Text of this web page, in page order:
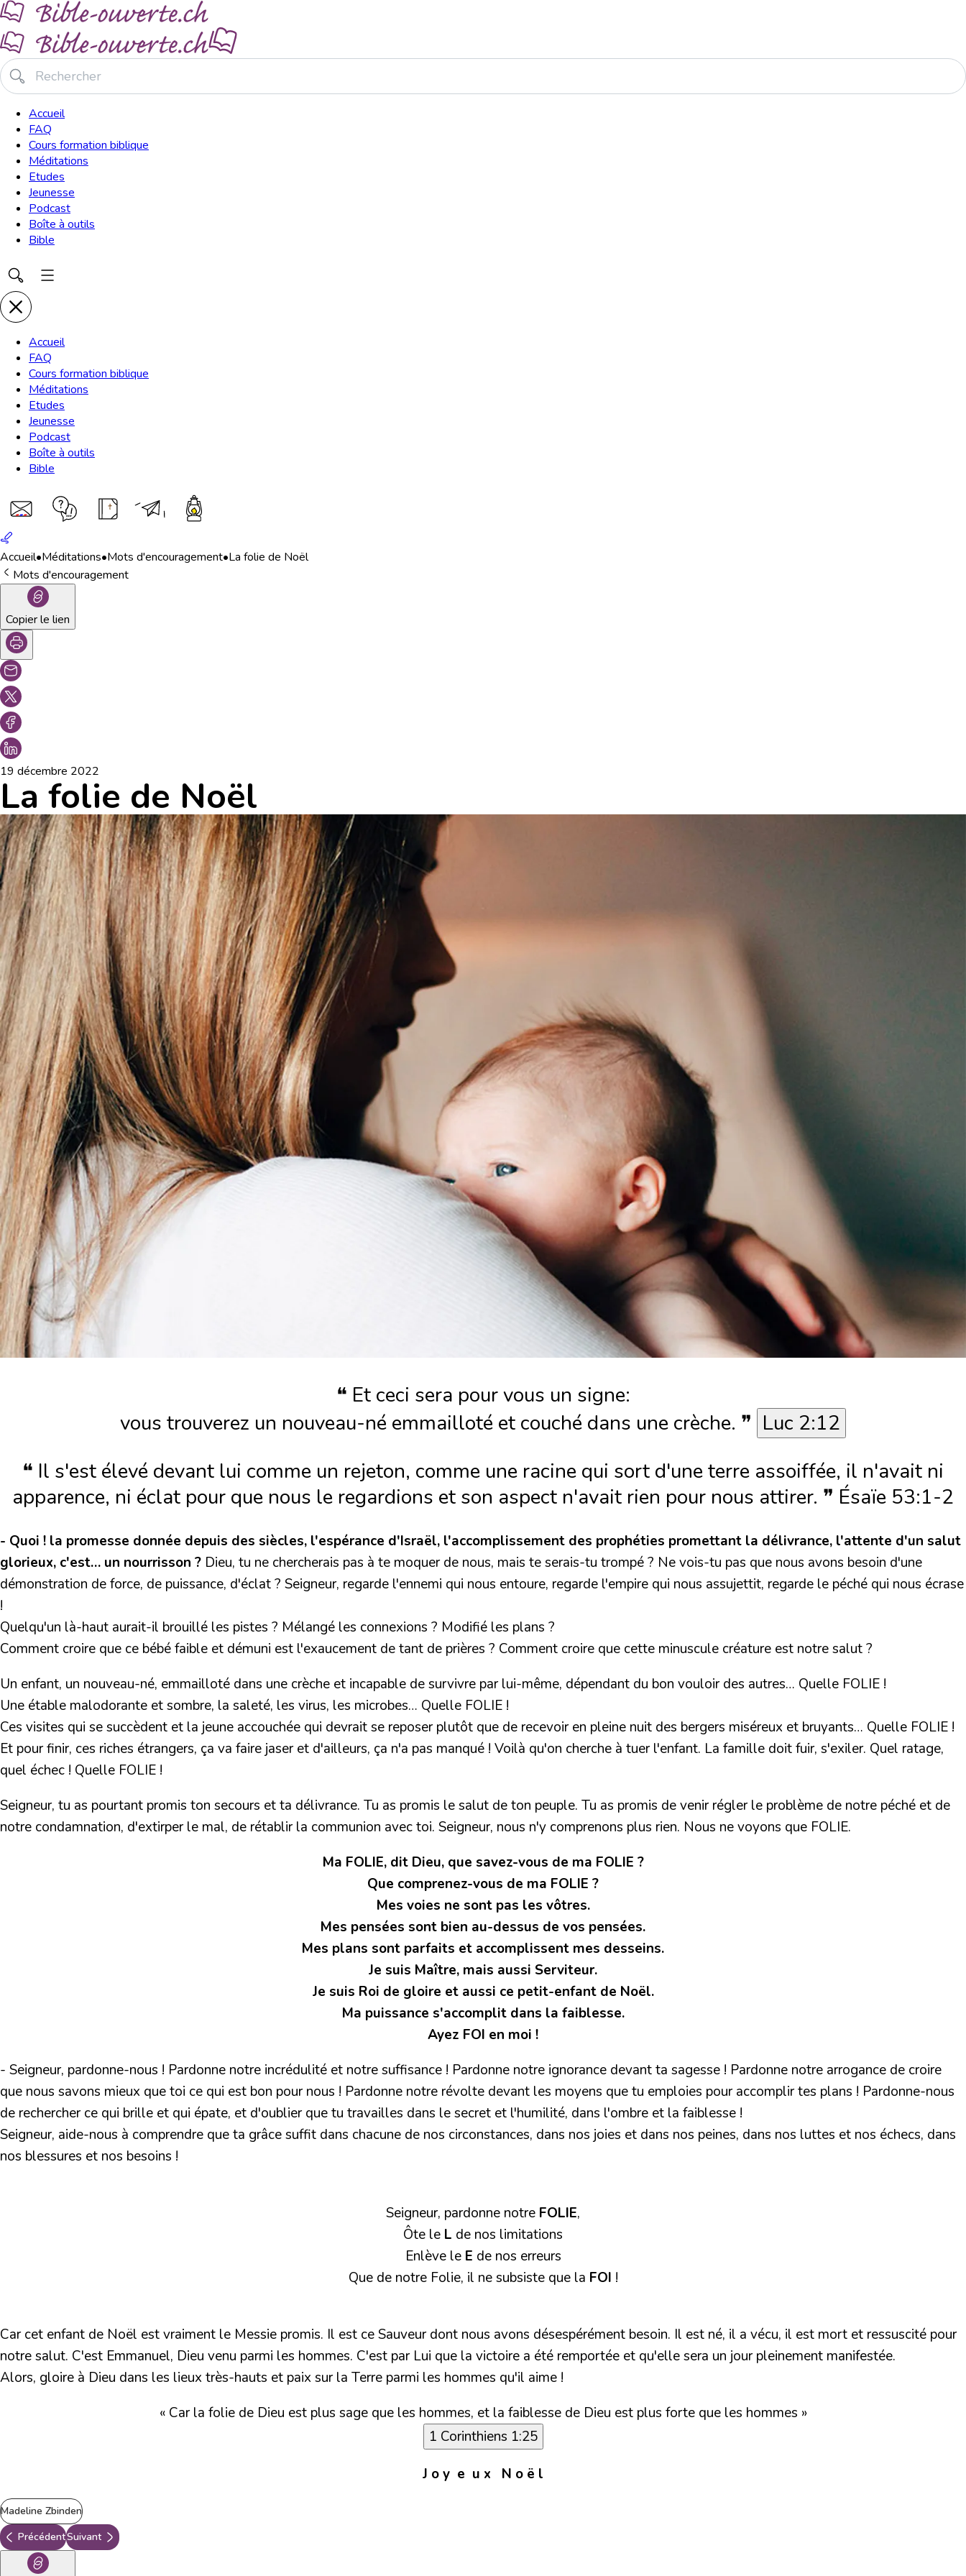
Accueil
FAQ
Cours formation biblique
Méditations
Etudes
Jeunesse
Podcast
Boîte à outils
Bible
Accueil
FAQ
Cours formation biblique
Méditations
Etudes
Jeunesse
Podcast
Boîte à outils
Bible
Accueil•Méditations•Mots d'encouragement•La folie de Noël
Mots d'encouragement
Copier le lien
19 décembre 2022
La folie de Noël
❝ Et ceci sera pour vous un signe:
vous trouverez un nouveau-né emmailloté et couché dans une crèche. ❞ Luc 2:12
❝ Il s'est élevé devant lui comme un rejeton, comme une racine qui sort d'une terre assoiffée, il n'avait ni
apparence, ni éclat pour que nous le regardions et son aspect n'avait rien pour nous attirer. ❞ Ésaïe 53:1-2
- Quoi ! la promesse donnée depuis des siècles, l'espérance d'Israël, l'accomplissement des prophéties promettant la délivrance, l'attente d'un salut
glorieux, c'est… un nourrisson ? Dieu, tu ne chercherais pas à te moquer de nous, mais te serais-tu trompé ? Ne vois-tu pas que nous avons besoin d'une
démonstration de force, de puissance, d'éclat ? Seigneur, regarde l'ennemi qui nous entoure, regarde l'empire qui nous assujettit, regarde le péché qui nous écrase
!
Quelqu'un là-haut aurait-il brouillé les pistes ? Mélangé les connexions ? Modifié les plans ?
Comment croire que ce bébé faible et démuni est l'exaucement de tant de prières ? Comment croire que cette minuscule créature est notre salut ?
Un enfant, un nouveau-né, emmailloté dans une crèche et incapable de survivre par lui-même, dépendant du bon vouloir des autres… Quelle FOLIE !
Une étable malodorante et sombre, la saleté, les virus, les microbes… Quelle FOLIE !
Ces visites qui se succèdent et la jeune accouchée qui devrait se reposer plutôt que de recevoir en pleine nuit des bergers miséreux et bruyants… Quelle FOLIE !
Et pour finir, ces riches étrangers, ça va faire jaser et d'ailleurs, ça n'a pas manqué ! Voilà qu'on cherche à tuer l'enfant. La famille doit fuir, s'exiler. Quel ratage,
quel échec ! Quelle FOLIE !
Seigneur, tu as pourtant promis ton secours et ta délivrance. Tu as promis le salut de ton peuple. Tu as promis de venir régler le problème de notre péché et de
notre condamnation, d'extirper le mal, de rétablir la communion avec toi. Seigneur, nous n'y comprenons plus rien. Nous ne voyons que FOLIE.
Ma FOLIE, dit Dieu, que savez-vous de ma FOLIE ?
Que comprenez-vous de ma FOLIE ?
Mes voies ne sont pas les vôtres.
Mes pensées sont bien au-dessus de vos pensées.
Mes plans sont parfaits et accomplissent mes desseins.
Je suis Maître, mais aussi Serviteur.
Je suis Roi de gloire et aussi ce petit-enfant de Noël.
Ma puissance s'accomplit dans la faiblesse.
Ayez FOI en moi !
- Seigneur, pardonne-nous ! Pardonne notre incrédulité et notre suffisance ! Pardonne notre ignorance devant ta sagesse ! Pardonne notre arrogance de croire
que nous savons mieux que toi ce qui est bon pour nous ! Pardonne notre révolte devant les moyens que tu emploies pour accomplir tes plans ! Pardonne-nous
de rechercher ce qui brille et qui épate, et d'oublier que tu travailles dans le secret et l'humilité, dans l'ombre et la faiblesse !
Seigneur, aide-nous à comprendre que ta grâce suffit dans chacune de nos circonstances, dans nos joies et dans nos peines, dans nos luttes et nos échecs, dans
nos blessures et nos besoins !
Seigneur, pardonne notre FOLIE,
Ôte le L de nos limitations
Enlève le E de nos erreurs
Que de notre Folie, il ne subsiste que la FOI !
Car cet enfant de Noël est vraiment le Messie promis. Il est ce Sauveur dont nous avons désespérément besoin. Il est né, il a vécu, il est mort et ressuscité pour
notre salut. C'est Emmanuel, Dieu venu parmi les hommes. C'est par Lui que la victoire a été remportée et qu'elle sera un jour pleinement manifestée.
Alors, gloire à Dieu dans les lieux très-hauts et paix sur la Terre parmi les hommes qu'il aime !
« Car la folie de Dieu est plus sage que les hommes, et la faiblesse de Dieu est plus forte que les hommes »
1 Corinthiens 1:25
J o y e u x N o ë l
Madeline Zbinden
PrécédentSuivant